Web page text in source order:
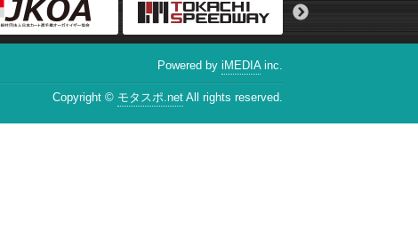
Powered by iMEDIAinc.
Copyright © モタスポ.net All rights reserved.